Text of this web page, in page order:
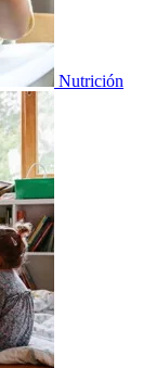
Nutrición